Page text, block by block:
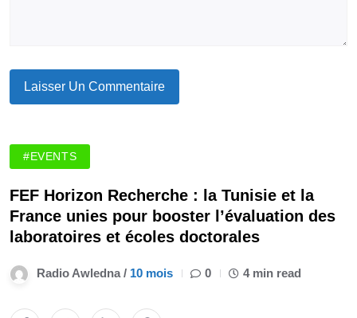
#EVENTS
FEF Horizon Recherche : la Tunisie et la
France unies pour booster l’évaluation des
laboratoires et écoles doctorales
Radio Awledna / 10 mois 0 4 min read